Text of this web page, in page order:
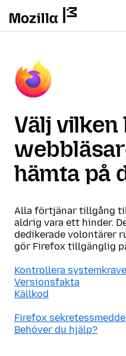
Välj vilken
hämta på
Alla förtjänar tillgång
aldrig vara ett hinder.
dedikerade volontärer
gör Firefox tillgänglig
Kontrollera
Versionsfakta
Källkod
Firefox
Behöver du hjälp?